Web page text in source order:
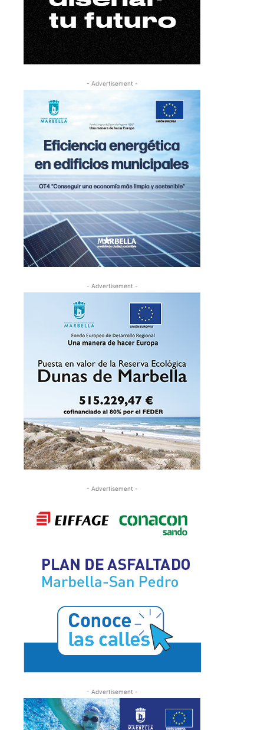
- Advertisement -
- Advertisement -
- Advertisement -
- Advertisement -